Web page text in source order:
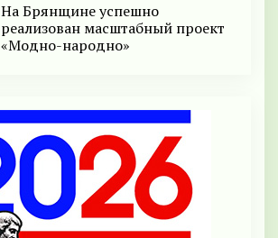
На Брянщине успешно
реализован масштабный проект
«Модно-народно»